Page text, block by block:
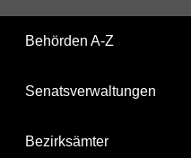
Behörden A-Z
Senatsverwaltungen
Bezirksämter